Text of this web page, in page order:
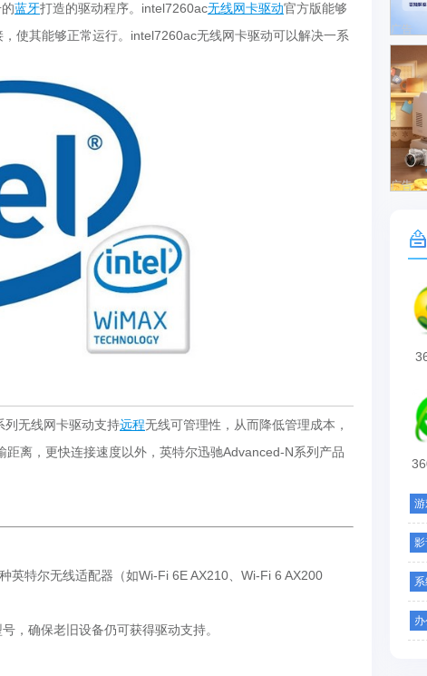
蓝牙打造的驱动程序。intel7260ac无线网卡驱动官方版能够
使其能够正常运行。intel7260ac无线网卡驱动可以解决一系
无线网卡驱动支持远程无线可管理性，从而降低管理成本，
离，更快连接速度以外，英特尔迅驰Advanced-N系列产品
英特尔无线适配器（如Wi-Fi 6E AX210、Wi-Fi 6 AX200
，确保老旧设备仍可获得驱动支持。
广告
广告